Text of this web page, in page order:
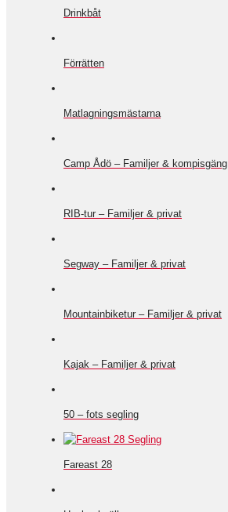
Drinkbåt
Förrätten
Matlagningsmästarna
Camp Ådö – Familjer & kompisgäng
RIB-tur – Familjer & privat
Segway – Familjer & privat
Mountainbiketur – Familjer & privat
Kajak – Familjer & privat
50 – fots segling
Fareast 28